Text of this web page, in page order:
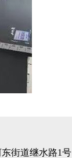
街道继水路1号